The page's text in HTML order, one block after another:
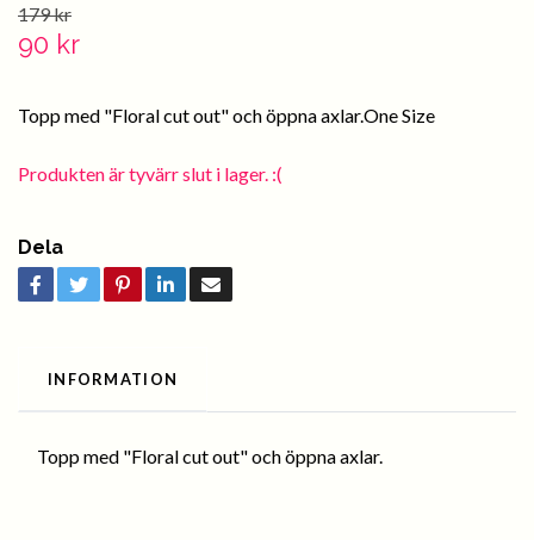
179 kr
90 kr
Topp med "Floral cut out" och öppna axlar.One Size
Produkten är tyvärr slut i lager. :(
Dela
INFORMATION
Topp med "Floral cut out" och öppna axlar.